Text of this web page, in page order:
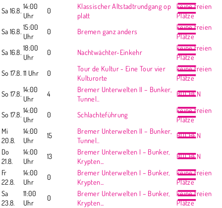
Sa 16.8. 14:00
Uhr
0
Klassischer Altstadtrundgang op
platt
keine freien
Plätze
Sa 16.8. 15:00
Uhr
0 Bremen ganz anders
keine freien
Plätze
Sa 16.8. 18:00
Uhr
0 Nachtwächter-Einkehr
keine freien
Plätze
So 17.8. 11 Uhr 0
Tour de Kultur - Eine Tour vier
Kulturorte
keine freien
Plätze
So 17.8. 14:00
Uhr
4
Bremer Unterwelten II – Bunker,
Tunnel..
BUCHEN
So 17.8. 14:00
Uhr
0 Schlachteführung
keine freien
Plätze
Mi
20.8.
14:00
Uhr
15
Bremer Unterwelten II – Bunker,
Tunnel..
BUCHEN
Do
21.8.
14:00
Uhr
13
Bremer Unterwelten I – Bunker,
Krypten...
BUCHEN
Fr
22.8.
14:00
Uhr
0
Bremer Unterwelten I – Bunker,
Krypten...
keine freien
Plätze
Sa
23.8.
11:00
Uhr
0
Bremer Unterwelten I – Bunker,
Krypten...
keine freien
Plätze